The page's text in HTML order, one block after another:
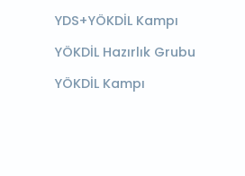
YDS+YÖKDİL Kampı
YÖKDİL Hazırlık Grubu
YÖKDİL Kampı